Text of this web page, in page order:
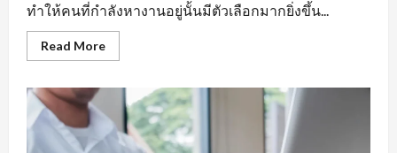
ทำให้คนที่กำลังหางานอยู่นั้นมีตัวเลือกมากยิ่งขึ้น...
Read MoreRead
more
เหล็ก
ของ
การ
หา
งาน